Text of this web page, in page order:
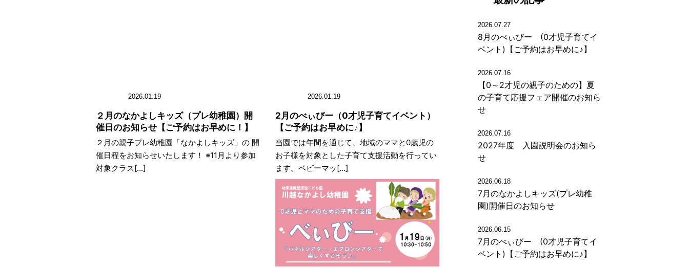
2026.01.19
２月のなかよしキッズ（プレ幼稚園）開
催日のお知らせ【ご予約はお早めに！】
２月の親子プレ幼稚園「なかよしキッズ」の 開
催日程をお知らせいたします！ ※11月より参加
対象クラス[...]
2026.01.19
2月のべぃびー（0才児子育てイベント）
【ご予約はお早めに♪】
当園では年間を通じて、地域のママと0歳児の
お子様を対象とした子育て支援活動を行ってい
ます。ベビーマッ[...]
2026.07.27
8月のべぃびー (0才児子育てイ
ベント)【ご予約はお早めに♪】
2026.07.16
【0～2才児の親子のための】夏
の子育て応援フェア開催のお知ら
せ
2026.07.16
2027年度 入園説明会のお知ら
せ
2026.06.18
7月のなかよしキッズ(プレ幼稚
園)開催日のお知らせ
2026.06.15
7月のべぃびー (0才児子育てイ
ベント)【ご予約はお早めに♪】